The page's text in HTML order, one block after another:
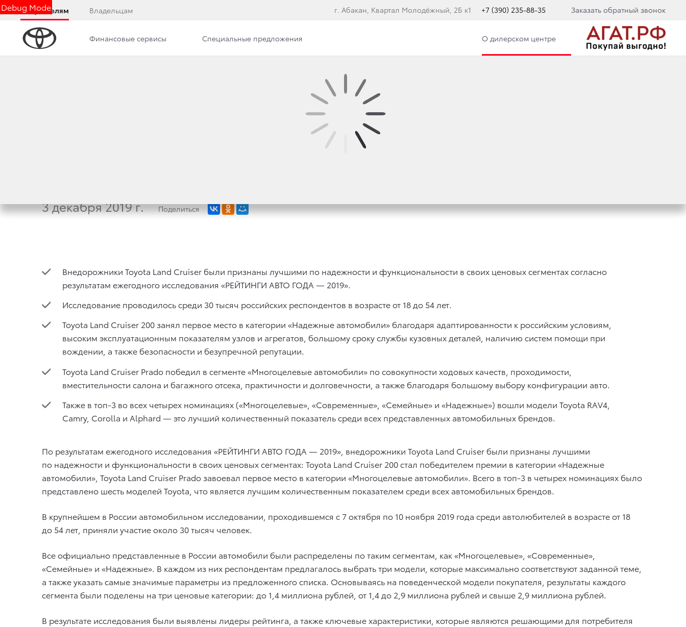
Debug Mode
Покупателям Владельцам г. Абакан, Квартал Молодёжный, 2Б к1 +7 (390) 235-88-35 Заказать обратный звонок
Финансовые сервисы Специальные предложения О дилерском центре
ВНЕДОРОЖНИКИ TOYOTA LAND CRUISER БЫЛИ
ПРИЗНАНЫ САМЫМИ НАДЕЖНЫМИ
3 декабря 2019 г. Поделиться
Внедорожники Toyota Land Cruiser были признаны лучшими по надежности и функциональности в своих ценовых сегментах согласно
результатам ежегодного исследования «РЕЙТИНГИ АВТО ГОДА — 2019».
Исследование проводилось среди 30 тысяч российских респондентов в возрасте от 18 до 54 лет.
Toyota Land Cruiser 200 занял первое место в категории «Надежные автомобили» благодаря адаптированности к российским условиям,
высоким эксплуатационным показателям узлов и агрегатов, большому сроку службы кузовных деталей, наличию систем помощи при
вождении, а также безопасности и безупречной репутации.
Toyota Land Cruiser Prado победил в сегменте «Многоцелевые автомобили» по совокупности ходовых качеств, проходимости,
вместительности салона и багажного отсека, практичности и долговечности, а также благодаря большому выбору конфигурации авто.
Также в топ-3 во всех четырех номинациях («Многоцелевые», «Современные», «Семейные» и «Надежные») вошли модели Toyota RAV4,
Camry, Corolla и Alphard — это лучший количественный показатель среди всех представленных автомобильных брендов.
По результатам ежегодного исследования «РЕЙТИНГИ АВТО ГОДА — 2019», внедорожники Toyota Land Cruiser были признаны лучшими
по надежности и функциональности в своих ценовых сегментах: Toyota Land Cruiser 200 стал победителем премии в категории «Надежные
автомобили», Toyota Land Cruiser Prado завоевал первое место в категории «Многоцелевые автомобили». Всего в топ-3 в четырех номинациях было
представлено шесть моделей Toyota, что является лучшим количественным показателем среди всех автомобильных брендов.
В крупнейшем в России автомобильном исследовании, проходившемся с 7 октября по 10 ноября 2019 года среди автолюбителей в возрасте от 18
до 54 лет, приняли участие около 30 тысяч человек.
Все официально представленные в России автомобили были распределены по таким сегментам, как «Многоцелевые», «Современные»,
«Семейные» и «Надежные». В каждом из них респондентам предлагалось выбрать три модели, которые максимально соответствуют заданной теме,
а также указать самые значимые параметры из предложенного списка. Основываясь на поведенческой модели покупателя, результаты каждого
сегмента были поделены на три ценовые категории: до 1,4 миллиона рублей, от 1,4 до 2,9 миллиона рублей и свыше 2,9 миллиона рублей.
В результате исследования были выявлены лидеры рейтинга, а также ключевые характеристики, которые являются решающими для потребителя